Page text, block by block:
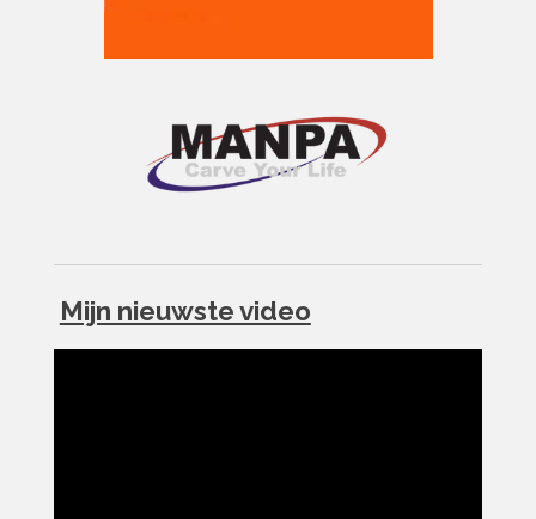
Mijn nieuwste video